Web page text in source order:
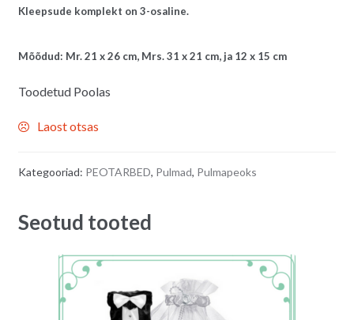
Kleepsude komplekt on 3-osaline.
Mõõdud: Mr. 21 x 26 cm, Mrs. 31 x 21 cm, ja 12 x 15 cm
Toodetud Poolas
Laost otsas
Kategooriad: PEOTARBED, Pulmad, Pulmapeoks
Seotud tooted